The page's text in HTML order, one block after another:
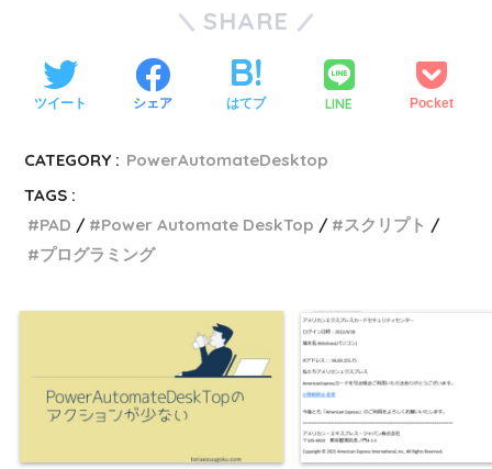
SHARE
ツイート シェア はてブ LINE Pocket
CATEGORY : PowerAutomateDesktop
TAGS :
PAD
Power Automate DeskTop
スクリプト
プログラミング